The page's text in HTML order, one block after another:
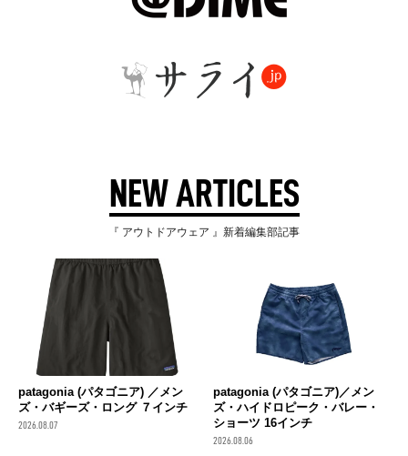
NEW ARTICLES
『 アウトドアウェア 』新着編集部記事
patagonia (パタゴニア) ／メン
ズ・バギーズ・ロング ７インチ
2026.08.07
patagonia (パタゴニア)／メン
ズ・ハイドロピーク・バレー・
ショーツ 16インチ
2026.08.06